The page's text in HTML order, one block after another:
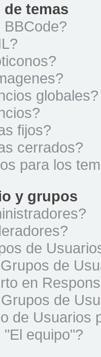
temas
globales?
fijos?
cerrados?
para los
y grupos
de
de
en
de
de Usuarios
equipo"?